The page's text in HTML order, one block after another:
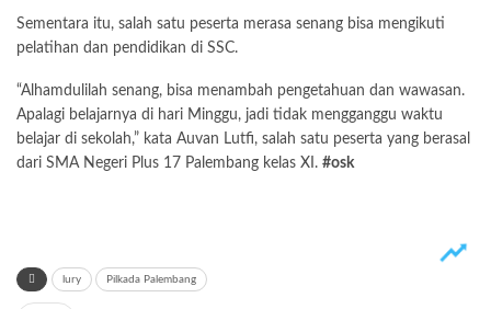
Sementara itu, salah satu peserta merasa senang bisa mengikuti
pelatihan dan pendidikan di SSC.
“Alhamdulilah senang, bisa menambah pengetahuan dan wawasan.
Apalagi belajarnya di hari Minggu, jadi tidak mengganggu waktu
belajar di sekolah,” kata Auvan Lutfi, salah satu peserta yang berasal
dari SMA Negeri Plus 17 Palembang kelas XI. #osk
lury Pilkada Palembang